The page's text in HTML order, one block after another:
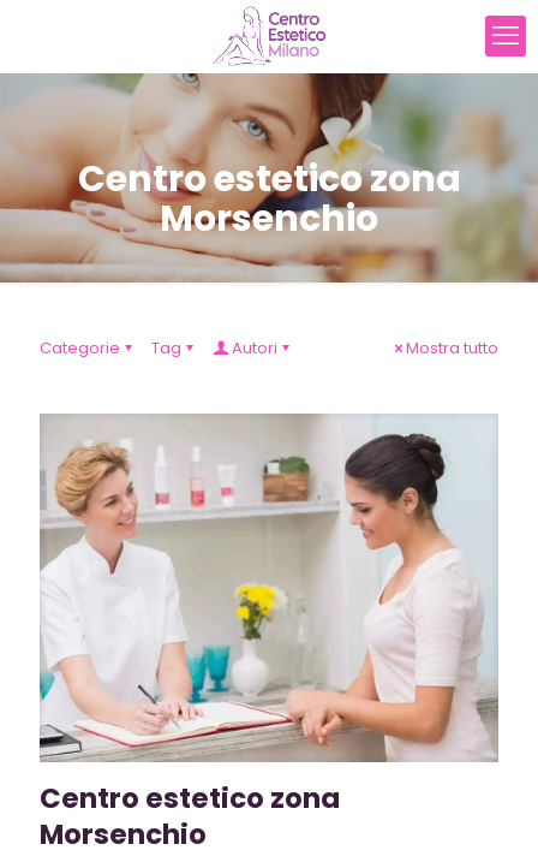
Centro estetico zona
Morsenchio
Categorie Tag Autori Mostra tutto
Centro estetico zona
Morsenchio